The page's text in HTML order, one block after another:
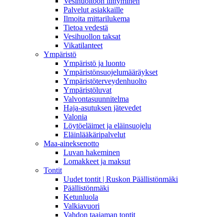
Palvelut asiakkaille
Ilmoita mittarilukema
Tietoa vedestä
Vesihuollon taksat
Vikatilanteet
Ympäristö
Ympäristö ja luonto
Ympäristönsuojelumääräykset
Ympäristöterveydenhuolto
Ympäristöluvat
Valvontasuunnitelma
Haja-asutuksen jätevedet
Valonia
Löytöeläimet ja eläinsuojelu
Eläinlääkäripalvelut
Maa-aineksenotto
Luvan hakeminen
Lomakkeet ja maksut
Tontit
Uudet tontit | Ruskon Päällistönmäki
Päällistönmäki
Ketunluola
Valkiavuori
Vahdon taajaman tontit